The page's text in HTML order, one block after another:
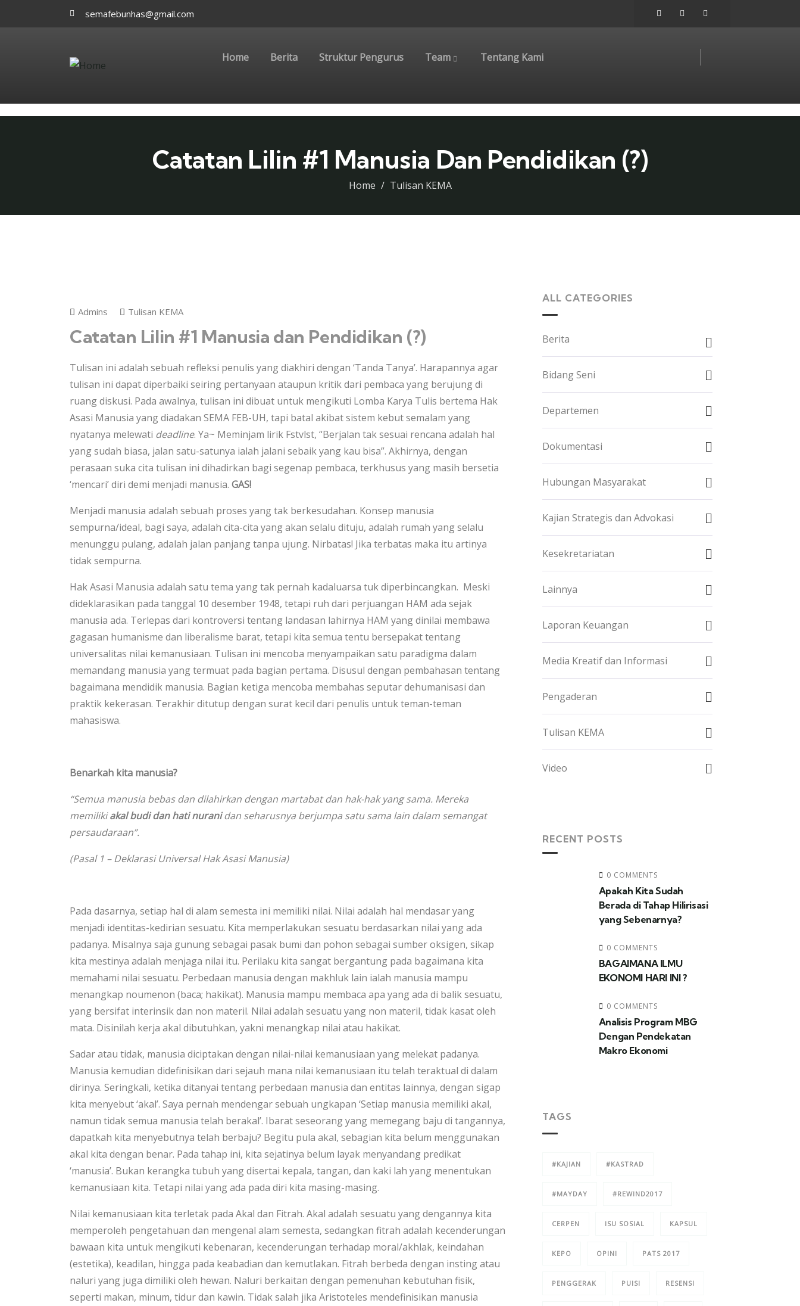
semafebunhas@gmail.com
Home Berita Struktur Pengurus Team Tentang Kami
Catatan Lilin #1 Manusia Dan Pendidikan (?)
Home Tulisan KEMA
Admins Tulisan KEMA
Catatan Lilin #1 Manusia dan Pendidikan (?)
Tulisan ini adalah sebuah refleksi penulis yang diakhiri dengan ‘Tanda Tanya’. Harapannya agar
tulisan ini dapat diperbaiki seiring pertanyaan ataupun kritik dari pembaca yang berujung di
ruang diskusi. Pada awalnya, tulisan ini dibuat untuk mengikuti Lomba Karya Tulis bertema Hak
Asasi Manusia yang diadakan SEMA FEB-UH, tapi batal akibat sistem kebut semalam yang
nyatanya melewati deadline. Ya~ Meminjam lirik Fstvlst, “Berjalan tak sesuai rencana adalah hal
yang sudah biasa, jalan satu-satunya ialah jalani sebaik yang kau bisa”. Akhirnya, dengan
perasaan suka cita tulisan ini dihadirkan bagi segenap pembaca, terkhusus yang masih bersetia
‘mencari’ diri demi menjadi manusia. GAS!
Menjadi manusia adalah sebuah proses yang tak berkesudahan. Konsep manusia
sempurna/ideal, bagi saya, adalah cita-cita yang akan selalu dituju, adalah rumah yang selalu
menunggu pulang, adalah jalan panjang tanpa ujung. Nirbatas! Jika terbatas maka itu artinya
tidak sempurna.
Hak Asasi Manusia adalah satu tema yang tak pernah kadaluarsa tuk diperbincangkan. Meski
dideklarasikan pada tanggal 10 desember 1948, tetapi ruh dari perjuangan HAM ada sejak
manusia ada. Terlepas dari kontroversi tentang landasan lahirnya HAM yang dinilai membawa
gagasan humanisme dan liberalisme barat, tetapi kita semua tentu bersepakat tentang
universalitas nilai kemanusiaan. Tulisan ini mencoba menyampaikan satu paradigma dalam
memandang manusia yang termuat pada bagian pertama. Disusul dengan pembahasan tentang
bagaimana mendidik manusia. Bagian ketiga mencoba membahas seputar dehumanisasi dan
praktik kekerasan. Terakhir ditutup dengan surat kecil dari penulis untuk teman-teman
mahasiswa.
Benarkah kita manusia?
“Semua manusia bebas dan dilahirkan dengan martabat dan hak-hak yang sama. Mereka
memilikiakal budi dan hati nuranidan seharusnya berjumpa satu sama lain dalam semangat
persaudaraan”.
(Pasal 1 – Deklarasi Universal Hak Asasi Manusia)
Pada dasarnya, setiap hal di alam semesta ini memiliki nilai. Nilai adalah hal mendasar yang
menjadi identitas-kedirian sesuatu. Kita memperlakukan sesuatu berdasarkan nilai yang ada
padanya. Misalnya saja gunung sebagai pasak bumi dan pohon sebagai sumber oksigen, sikap
kita mestinya adalah menjaga nilai itu. Perilaku kita sangat bergantung pada bagaimana kita
memahami nilai sesuatu. Perbedaan manusia dengan makhluk lain ialah manusia mampu
menangkap noumenon (baca; hakikat). Manusia mampu membaca apa yang ada di balik sesuatu,
yang bersifat interinsik dan non materil. Nilai adalah sesuatu yang non materil, tidak kasat oleh
mata. Disinilah kerja akal dibutuhkan, yakni menangkap nilai atau hakikat.
Sadar atau tidak, manusia diciptakan dengan nilai-nilai kemanusiaan yang melekat padanya.
Manusia kemudian didefinisikan dari sejauh mana nilai kemanusiaan itu telah teraktual di dalam
dirinya. Seringkali, ketika ditanyai tentang perbedaan manusia dan entitas lainnya, dengan sigap
kita menyebut ‘akal’. Saya pernah mendengar sebuah ungkapan ‘Setiap manusia memiliki akal,
namun tidak semua manusia telah berakal’. Ibarat seseorang yang memegang baju di tangannya,
dapatkah kita menyebutnya telah berbaju? Begitu pula akal, sebagian kita belum menggunakan
akal kita dengan benar. Pada tahap ini, kita sejatinya belum layak menyandang predikat
‘manusia’. Bukan kerangka tubuh yang disertai kepala, tangan, dan kaki lah yang menentukan
kemanusiaan kita. Tetapi nilai yang ada pada diri kita masing-masing.
Nilai kemanusiaan kita terletak pada Akal dan Fitrah. Akal adalah sesuatu yang dengannya kita
memperoleh pengetahuan dan mengenal alam semesta, sedangkan fitrah adalah kecenderungan
bawaan kita untuk mengikuti kebenaran, kecenderungan terhadap moral/akhlak, keindahan
(estetika), keadilan, hingga pada keabadian dan kemutlakan. Fitrah berbeda dengan insting atau
naluri yang juga dimiliki oleh hewan. Naluri berkaitan dengan pemenuhan kebutuhan fisik,
seperti makan, minum, tidur dan kawin. Tidak salah jika Aristoteles mendefinisikan manusia
ALL CATEGORIES
Berita
Bidang Seni
Departemen
Dokumentasi
Hubungan Masyarakat
Kajian Strategis dan Advokasi
Kesekretariatan
Lainnya
Laporan Keuangan
Media Kreatif dan Informasi
Pengaderan
Tulisan KEMA
Video
RECENT POSTS
0 COMMENTS
Apakah Kita Sudah
Berada di Tahap Hilirisasi
yang Sebenarnya?
0 COMMENTS
BAGAIMANA ILMU
EKONOMI HARI INI ?
0 COMMENTS
Analisis Program MBG
Dengan Pendekatan
Makro Ekonomi
TAGS
#KAJIAN #KASTRAD
#MAYDAY #REWIND2017
CERPEN ISU SOSIAL KAPSUL
KEPO OPINI PATS 2017
PENGGERAK PUISI RESENSI